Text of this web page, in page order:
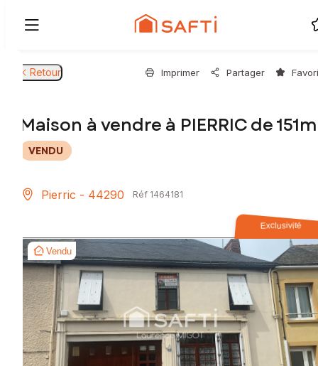
Retour Imprimer Partager
Maison à vendre à PIERRIC de
VENDU
Pierric - 44290 Réf 1464181
Exclusivité
Vendu